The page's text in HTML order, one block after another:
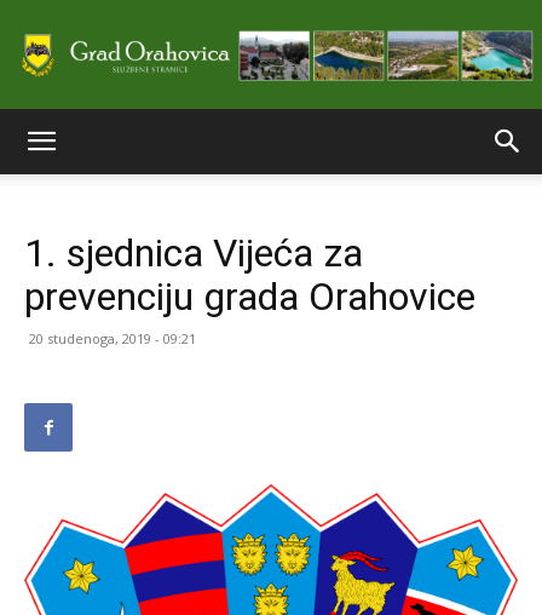
stranice
1. sjednica Vijeća za
prevenciju grada Orahovice
20 studenoga, 2019 - 09:21